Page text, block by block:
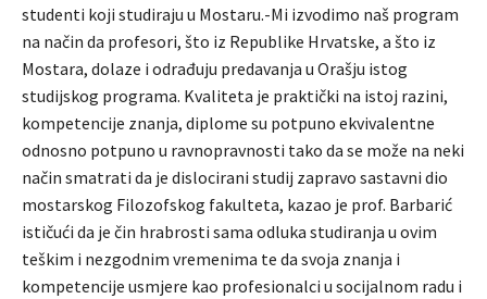
studenti koji studiraju u Mostaru.-Mi izvodimo naš program
na način da profesori, što iz Republike Hrvatske, a što iz
Mostara, dolaze i odrađuju predavanja u Orašju istog
studijskog programa. Kvaliteta je praktički na istoj razini,
kompetencije znanja, diplome su potpuno ekvivalentne
odnosno potpuno u ravnopravnosti tako da se može na neki
način smatrati da je dislocirani studij zapravo sastavni dio
mostarskog Filozofskog fakulteta, kazao je prof. Barbarić
ističući da je čin hrabrosti sama odluka studiranja u ovim
teškim i nezgodnim vremenima te da svoja znanja i
kompetencije usmjere kao profesionalci u socijalnom radu i